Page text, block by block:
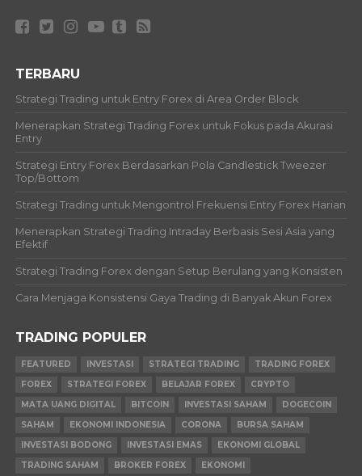
TERBARU
Strategi Trading untuk Entry Forex di Area Order Block
Menerapkan Strategi Trading Forex untuk Fokus pada Akurasi
Entry
Strategi Entry Forex Berdasarkan Pola Candlestick Tweezer
Top/Bottom
Strategi Trading untuk Mengontrol Frekuensi Entry Forex Harian
Menerapkan Strategi Trading Intraday Berbasis Sesi Asia yang
Efektif
Strategi Trading Forex dengan Setup Berulang yang Konsisten
Cara Menjaga Konsistensi Gaya Trading di Banyak Akun Forex
TRADING POPULER
FEATURED INVESTASI STRATEGI TRADING
TRADING FOREX
FOREX
STRATEGI FOREX BELAJAR FOREX
CRYPTO
MATA UANG DIGITAL
BITCOIN INVESTASI SAHAM
DOGECOIN
SAHAM
EKONOMI INDONESIA CORONA
BURSA SAHAM
INVESTASI BODONG
INVESTASI EMAS
EKONOMI GLOBAL
TRADING SAHAM
BROKER FOREX EKONOMI